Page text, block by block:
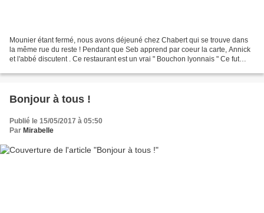
Mounier étant fermé, nous avons déjeuné chez Chabert qui se trouve dans
la même rue du reste ! Pendant que Seb apprend par coeur la carte, Annick
et l'abbé discutent . Ce restaurant est un vrai " Bouchon lyonnais " Ce fut
Bonjour à tous !
Publié le 15/05/2017 à 05:50
Par Mirabelle